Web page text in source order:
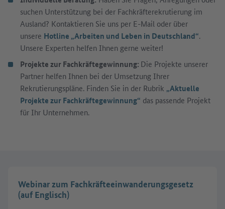
suchen Unterstützung bei der Fachkräfterekrutierung im
Ausland? Kontaktieren Sie uns per E-Mail oder über
unsere Hotline „Arbeiten und Leben in Deutschland“.
Unsere Experten helfen Ihnen gerne weiter!
Projekte zur Fachkräftegewinnung: Die Projekte unserer
Partner helfen Ihnen bei der Umsetzung Ihrer
Rekrutierungspläne. Finden Sie in der Rubrik „Aktuelle
Projekte zur Fachkräftegewinnung“ das passende Projekt
für Ihr Unternehmen.
Webinar zum Fachkräfteeinwanderungsgesetz
(auf Englisch)